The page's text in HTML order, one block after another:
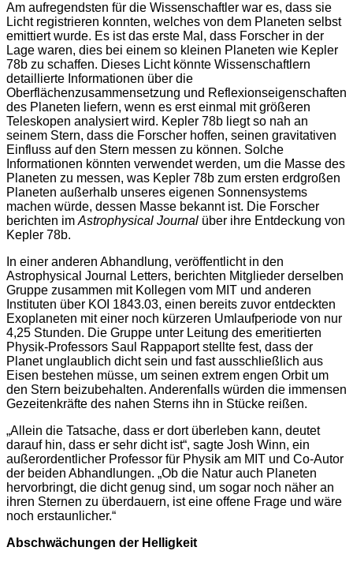
Am aufregendsten für die Wissenschaftler war es, dass sie
Licht registrieren konnten, welches von dem Planeten selbst
emittiert wurde. Es ist das erste Mal, dass Forscher in der
Lage waren, dies bei einem so kleinen Planeten wie Kepler
78b zu schaffen. Dieses Licht könnte Wissenschaftlern
detaillierte Informationen über die
Oberflächenzusammensetzung und Reflexionseigenschaften
des Planeten liefern, wenn es erst einmal mit größeren
Teleskopen analysiert wird. Kepler 78b liegt so nah an
seinem Stern, dass die Forscher hoffen, seinen gravitativen
Einfluss auf den Stern messen zu können. Solche
Informationen könnten verwendet werden, um die Masse des
Planeten zu messen, was Kepler 78b zum ersten erdgroßen
Planeten außerhalb unseres eigenen Sonnensystems
machen würde, dessen Masse bekannt ist. Die Forscher
berichten im Astrophysical Journal über ihre Entdeckung von
Kepler 78b.
In einer anderen Abhandlung, veröffentlicht in den
Astrophysical Journal Letters, berichten Mitglieder derselben
Gruppe zusammen mit Kollegen vom MIT und anderen
Instituten über KOI 1843.03, einen bereits zuvor entdeckten
Exoplaneten mit einer noch kürzeren Umlaufperiode von nur
4,25 Stunden. Die Gruppe unter Leitung des emeritierten
Physik-Professors Saul Rappaport stellte fest, dass der
Planet unglaublich dicht sein und fast ausschließlich aus
Eisen bestehen müsse, um seinen extrem engen Orbit um
den Stern beizubehalten. Anderenfalls würden die immensen
Gezeitenkräfte des nahen Sterns ihn in Stücke reißen.
„Allein die Tatsache, dass er dort überleben kann, deutet
darauf hin, dass er sehr dicht ist“, sagte Josh Winn, ein
außerordentlicher Professor für Physik am MIT und Co-Autor
der beiden Abhandlungen. „Ob die Natur auch Planeten
hervorbringt, die dicht genug sind, um sogar noch näher an
ihren Sternen zu überdauern, ist eine offene Frage und wäre
noch erstaunlicher.“
Abschwächungen der Helligkeit